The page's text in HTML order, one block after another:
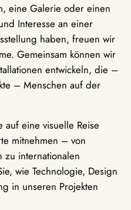
eine Galerie oder einen
Interesse an einer
haben, freuen wir
Gemeinsam können wir
entwickeln, die –
– Menschen auf der
auf eine visuelle Reise
mitnehmen – von
internationalen
wie Technologie, Design
in unseren Projekten